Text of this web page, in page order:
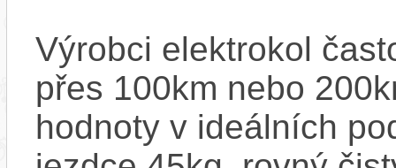
Výrobci elektrokol
přes 100km nebo
hodnoty v ideálních